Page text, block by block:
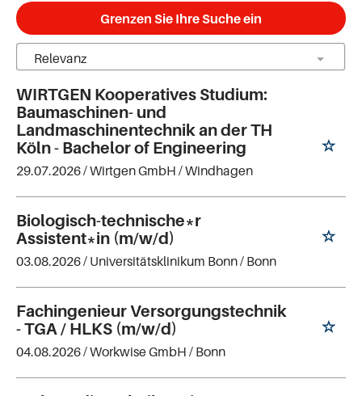
Grenzen Sie Ihre Suche ein
WIRTGEN Kooperatives Studium:
Baumaschinen- und
Landmaschinentechnik an der TH
Köln - Bachelor of Engineering
29.07.2026 /Wirtgen GmbH / Windhagen
Biologisch-technische*r
Assistent*in (m/w/d)
03.08.2026 / Universitätsklinikum Bonn/ Bonn
Fachingenieur Versorgungstechnik
- TGA / HLKS (m/w/d)
04.08.2026 /Workwise GmbH / Bonn